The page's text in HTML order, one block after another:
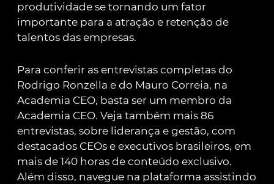
produtividade se tornando um fator
importante para a atração e retenção de
talentos das empresas.
Para conferir as entrevistas completas do
Rodrigo Ronzella e do Mauro Correia, na
Academia CEO, basta ser um membro da
Academia CEO. Veja também mais 86
entrevistas, sobre liderança e gestão, com
destacados CEOs e executivos brasileiros, em
mais de 140 horas de conteúdo exclusivo.
Além disso, navegue na plataforma assistindo